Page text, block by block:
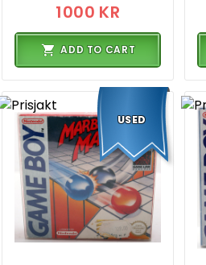
1000 KR
ADD TO CART
USED